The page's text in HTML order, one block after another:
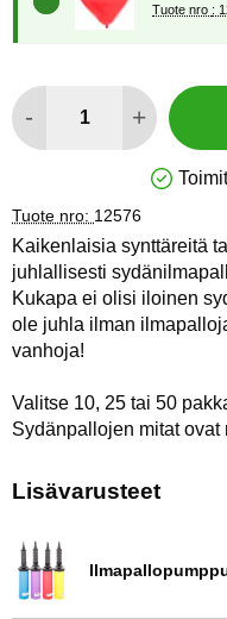
- +
Tuote nro: 12576
Kaikenlaisia synttäreitä
juhlallisesti
Kukapa ei olisi iloinen
ole juhla ilman
vanhoja!
Valitse 10, 25 tai 50
Sydänpallojen mitat ovat
Lisävarusteet
Tuote.nro 9838